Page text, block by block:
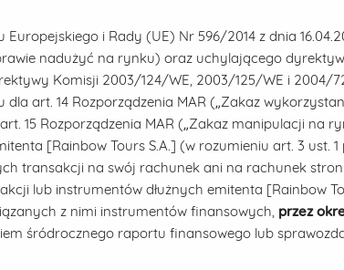
i Rady (UE) Nr 596/2014 z dnia
nadużyć na rynku) oraz uchylającego
Komisji 2003/124/WE, 2003/125/WE i 2004/
dla art. 14 Rozporządzenia MAR („Zakaz
15 Rozporządzenia MAR („Zakaz manipulacji na
[Rainbow Tours S.A.] (w rozumieniu art. 3 ust. 1
transakcji na swój rachunek ani na rachunek
lub instrumentów dłużnych emitenta [Rainbow
z nimi instrumentów finansowych, przez
śródrocznego raportu finansowego lub